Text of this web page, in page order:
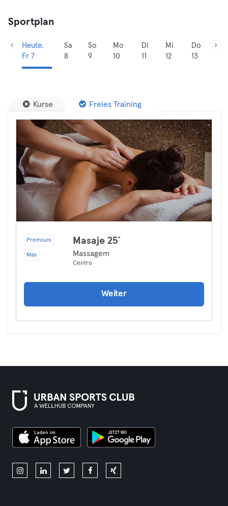
Sportplan
Heute,
Fr 7
Sa
8
So
9
Mo
10
Di
11
Mi
12
Do
13
Kurse Freies Training
Premium
Max
Masaje 25´
Massagem
Centro
Weiter